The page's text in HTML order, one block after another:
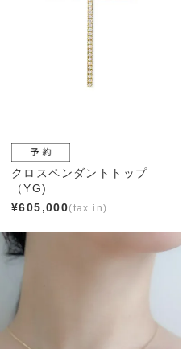
クロスペンダントトップ
（YG)
¥605,000